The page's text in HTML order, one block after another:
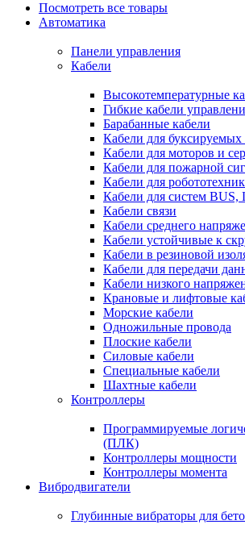
Посмотреть все товары
Автоматика
Панели управления
Кабели
Высокотемпературные
Гибкие кабели
Барабанные кабели
Кабели для буксируемых
Кабели для моторов и
Кабели для пожарной
Кабели для
Кабели для систем BUS,
Кабели связи
Кабели среднего
Кабели устойчивые к
Кабели в резиновой
Кабели для передачи
Кабели низкого
Крановые и лифтовые
Морские кабели
Одножильные провода
Плоские кабели
Силовые кабели
Специальные кабели
Шахтные кабели
Контроллеры
Программируемые
(ПЛК)
Контроллеры мощности
Контроллеры момента
Вибродвигатели
Глубинные вибраторы для